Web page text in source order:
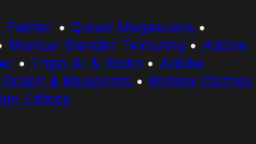
Painter • Quixel Megascans •
Manual Blender Texturing • Adobe
• Tripo AI & Rodin • Adobe
& Blueprints • Roblox Clothes
Editors